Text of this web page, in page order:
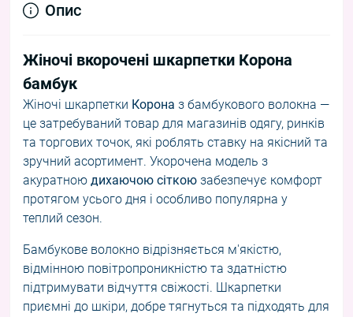
Опис
Жіночі вкорочені шкарпетки Корона
бамбук
Жіночі шкарпетки Корона з бамбукового волокна —
це затребуваний товар для магазинів одягу, ринків
та торгових точок, які роблять ставку на якісний та
зручний асортимент. Укорочена модель з
акуратною дихаючою сіткою забезпечує комфорт
протягом усього дня і особливо популярна у
теплий сезон.
Бамбукове волокно відрізняється м'якістю,
відмінною повітропроникністю та здатністю
підтримувати відчуття свіжості. Шкарпетки
приємні до шкіри, добре тягнуться та підходять для